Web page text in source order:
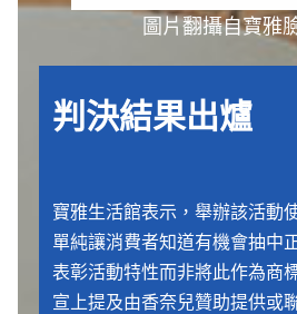
圖片翻攝自寶雅
判決結果出爐
寶雅生活館表示，舉辦該活動
單純讓消費者知道有機會抽中
表彰活動特性而非將此作為商
宣上提及由香奈兒贊助提供或